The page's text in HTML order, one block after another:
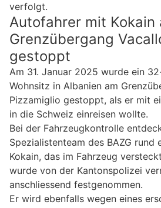
verfolgt.
Autofahrer mit Kokain
Grenzübergang
gestoppt
Am 31. Januar 2025 wurde ein
Wohnsitz in Albanien am
Pizzamiglio gestoppt, als er mit
in die Schweiz einreisen wollte.
Bei der Fahrzeugkontrolle
Spezialistenteam des BAZG rund
Kokain, das im Fahrzeug
wurde von der Kantonspolizei
anschliessend festgenommen.
Er wird ebenfalls wegen eines